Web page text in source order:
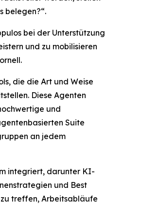
belegen?“.
bei der Unterstützung
und zu mobilisieren
die die Art und Weise
Diese Agenten
und
Suite
an jedem
integriert, darunter KI-
und Best
treffen, Arbeitsabläufe